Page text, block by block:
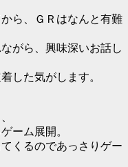
ら、ＧＲはなんと有難
がら、興味深いお話し
した気がします。
ーム展開。
くるのであっさりゲー